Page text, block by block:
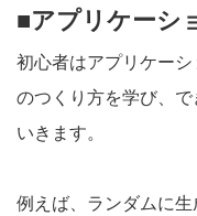
■アプリケーシ
初心者はアプリケー
のつくり方を学び、
いきます。
例えば、ランダムに